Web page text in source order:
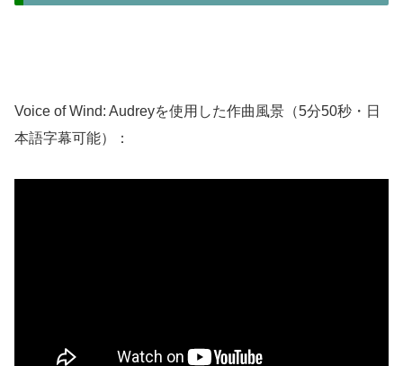
Voice of Wind: Audreyを使用した作曲風景（5分50秒・日
本語字幕可能）：